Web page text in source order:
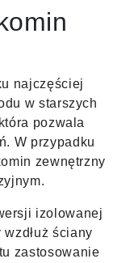
najczęściej
w starszych
pozwala
W przypadku
zewnętrzny
izolowanej
ściany
zastosowanie